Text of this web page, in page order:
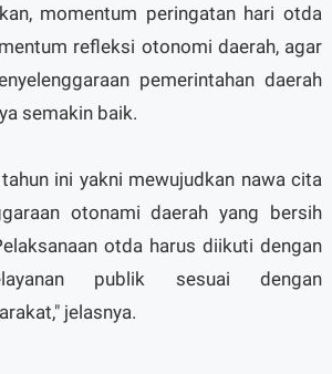
momentum peringatan hari otda
refleksi otonomi daerah, agar
pemerintahan daerah
semakin baik.
tahun ini yakni mewujudkan nawa cita
otonami daerah yang bersih
otda harus diikuti dengan
publik sesuai dengan
jelasnya.